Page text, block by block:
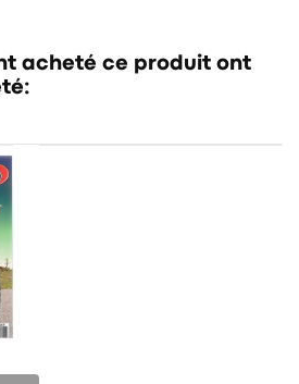
acheté ce produit ont